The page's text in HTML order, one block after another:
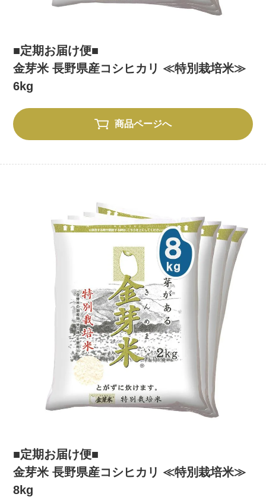
■定期お届け便■
金芽米 長野県産コシヒカリ ≪特別栽培米≫
6kg
商品ページへ
■定期お届け便■
金芽米 長野県産コシヒカリ ≪特別栽培米≫
8kg